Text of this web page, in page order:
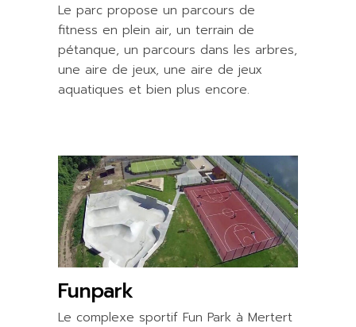
Le parc propose un parcours de
fitness en plein air, un terrain de
pétanque, un parcours dans les arbres,
une aire de jeux, une aire de jeux
aquatiques et bien plus encore.
Funpark
Le complexe sportif Fun Park à Mertert